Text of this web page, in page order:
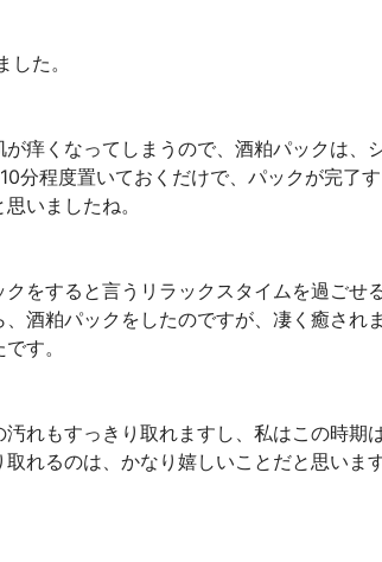
た。
痒くなってしまうので、酒粕パックは、
分程度置いておくだけで、パックが完了
いましたね。
をすると言うリラックスタイムを過ごせ
酒粕パックをしたのですが、凄く癒され
す。
れもすっきり取れますし、私はこの時期
れるのは、かなり嬉しいことだと思いま